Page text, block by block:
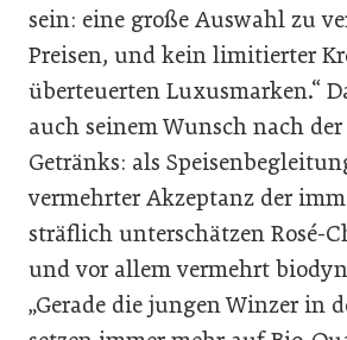
sein: eine große Auswahl zu
Preisen, und kein limitierter
überteuerten Luxusmarken.“
auch seinem Wunsch nach
Getränks: als
vermehrter Akzeptanz der
sträflich unterschätzen Rosé-
und vor allem vermehrt
„Gerade die jungen Winzer in